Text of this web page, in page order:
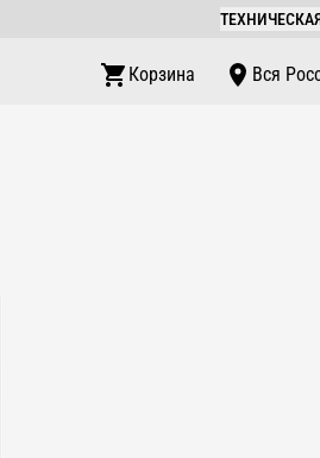
Корзина Вся